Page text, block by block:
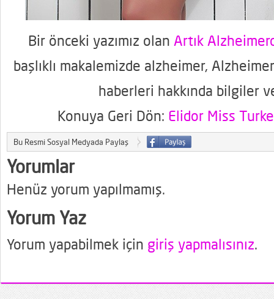
Bir önceki yazımız olan Artık
başlıklı makalemizde alzheimer,
haberleri hakkında bilgiler
Konuya Geri Dön: Elidor Miss
Bu Resmi Sosyal Medyada Paylaş
Yorumlar
Henüz yorum yapılmamış.
Yorum Yaz
Yorum yapabilmek için giriş yapmalısınız.